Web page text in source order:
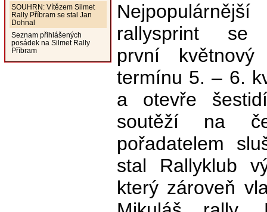
SOUHRN: Vítězem Silmet
Rally Příbram se stal Jan
Dohnal
Seznam přihlášených
posádek na Silmet Rally
Příbram
rallysprint se
první
termínu 5. – 6.
a otevře
soutěží na
pořadatelem
stal Rallyklub
který zároveň